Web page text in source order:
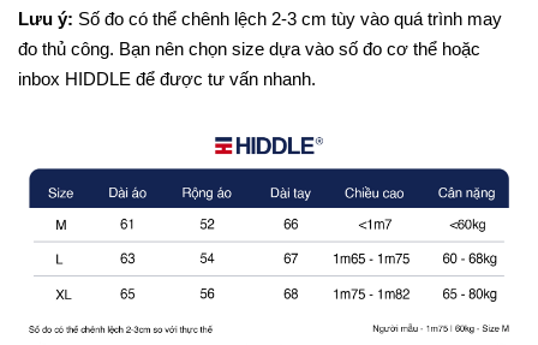
Lưu ý: Số đo có thể chênh lệch 2-3 cm tùy vào quá trình may
đo thủ công. Bạn nên chọn size dựa vào số đo cơ thể hoặc
inbox HIDDLE để được tư vấn nhanh.